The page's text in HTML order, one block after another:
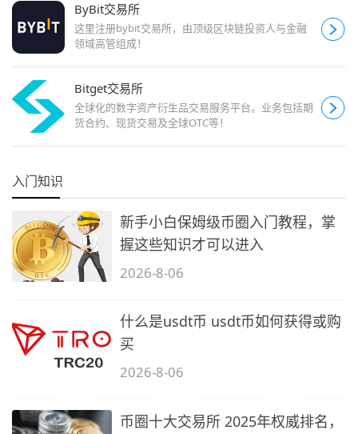
ByBit交易所
这里注册bybit交易所，由顶级区块链投资人与金融
领域高管组成！
Bitget交易所
全球化的数字资产衍生品交易服务平台。业务包括期
货合约、现货交易及全球OTC等！
入门知识
新手小白保姆级币圈入门教程，掌
握这些知识才可以进入
2026-8-06
什么是usdt币 usdt币如何获得或购
买
2026-8-06
币圈十大交易所 2025年权威排名，